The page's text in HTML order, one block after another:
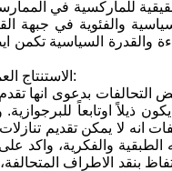
للماركسية في
والفئوية في جبهة
والقدرة السياسية
الاستنتاج العملي لتجربة لينين وموقفة من التحالفات:
بدعوى انها
ذيلاً اوتابعاً
انه لا يمكن تقديم
الطبقية والفكرية، واكد
بنقد الاطراف